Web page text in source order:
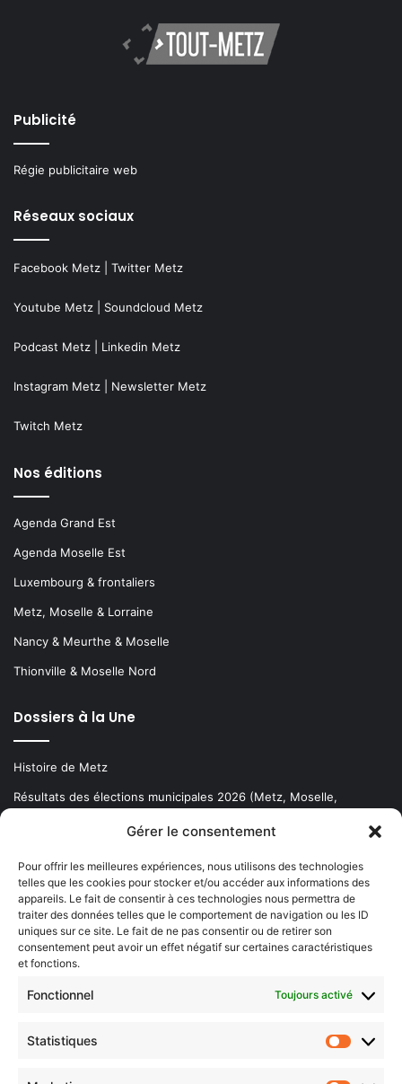
Gérer le consentement
Pour offrir les meilleures expériences, nous utilisons des technologies
telles que les cookies pour stocker et/ou accéder aux informations des
appareils. Le fait de consentir à ces technologies nous permettra de
traiter des données telles que le comportement de navigation ou les ID
uniques sur ce site. Le fait de ne pas consentir ou de retirer son
consentement peut avoir un effet négatif sur certaines caractéristiques
et fonctions.
Fonctionnel Toujours activé
Statistiques
Publicité
Régie publicitaire web
Réseaux sociaux
Facebook Metz Twitter Metz
Youtube Metz Soundcloud Metz
Podcast Metz Linkedin Metz
Instagram Metz Newsletter Metz
Twitch Metz
Nos éditions
Agenda Grand Est
Agenda Moselle Est
Luxembourg & frontaliers
Metz, Moselle & Lorraine
Nancy & Meurthe & Moselle
Thionville & Moselle Nord
Dossiers à la Une
Histoire de Metz
Résultats des élections municipales 2026 (Metz, Moselle,
Newsletter gratuite
Choisissez : matin, soir ou hebdo ?
Les infos essentielles de la région à lire au moment où cela vous
votre